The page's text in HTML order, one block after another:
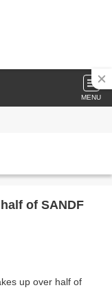
MENU
of SANDF